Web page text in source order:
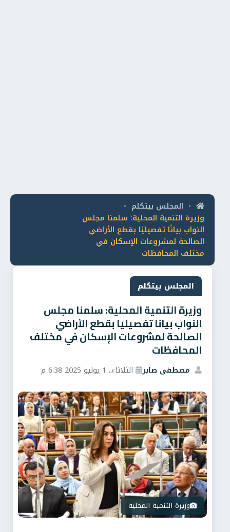
• المجلس بيتكلم •
وزيرة التنمية المحلية: سلمنا مجلس
النواب بيانًا تفصيليًا بقطع الأراضي
الصالحة لمشروعات الإسكان في
مختلف المحافظات
المجلس بيتكلم
وزيرة التنمية المحلية: سلمنا مجلس
النواب بيانًا تفصيليًا بقطع الأراضي
الصالحة لمشروعات الإسكان في مختلف
المحافظات
مصطفى صابر الثلاثاء، 1 يوليو 2025 6:38 م
وزيرة التنمية المحلية